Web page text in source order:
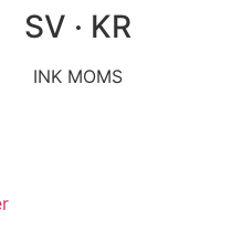
SV · KR
INK MOMS